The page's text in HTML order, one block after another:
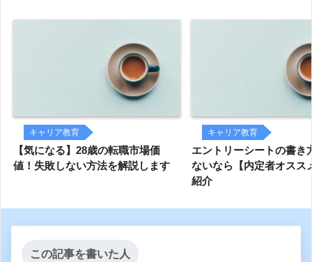
キャリア教育
【気になる】28歳の転職市場価
値！失敗しない方法を解説します
キャリア教育
エントリーシートの書き
ないなら【内定者オスス
紹介
この記事を書いた人